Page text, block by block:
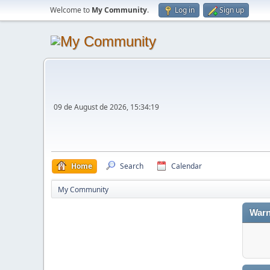
Welcome to My Community. Log in Sign up
09 de August de 2026, 15:34:19
Home Search Calendar
My Community